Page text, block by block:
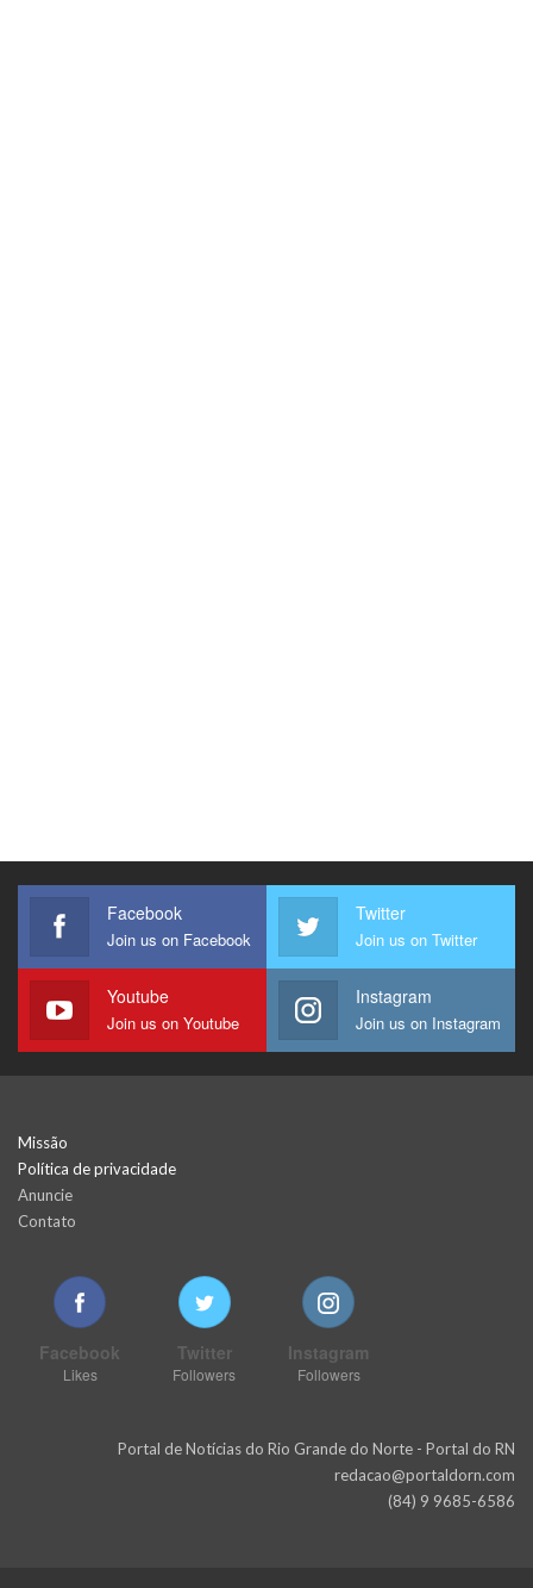
Facebook
Join us on Facebook
Twitter
Join us on Twitter
Youtube
Join us on Youtube
Instagram
Join us on Instagram
Missão
Política de privacidade
Anuncie
Contato
Facebook
Likes
Twitter
Followers
Instagram
Followers
Portal de Notícias do Rio Grande do Norte - Portal do RN
redacao@portaldorn.com
(84) 9 9685-6586